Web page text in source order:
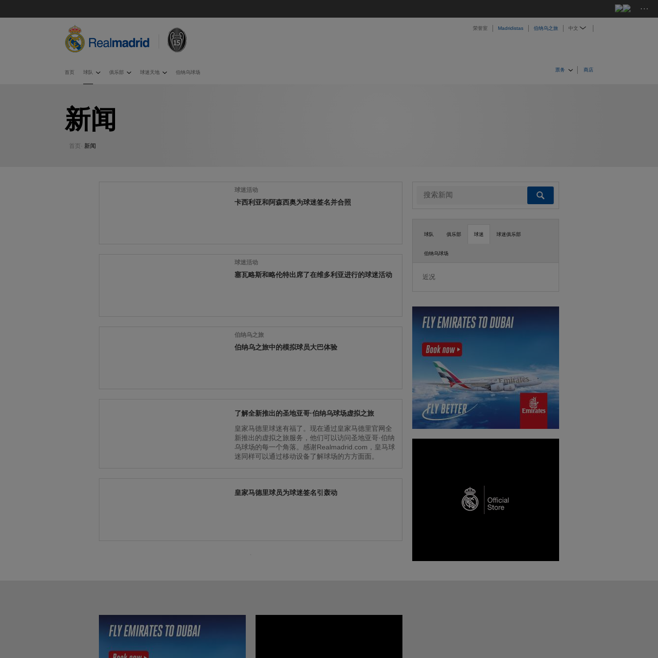
···
荣誉室 Madridistas 伯纳乌之旅 中文
票务 商店
首页 球队 俱乐部 球迷天地 伯纳乌球场
新闻
首页 · 新闻
球迷活动
卡西利亚和阿森西奥为球迷签名并合照
球迷活动
塞瓦略斯和略伦特出席了在维多利亚进行的球迷活动
伯纳乌之旅
伯纳乌之旅中的模拟球员大巴体验
了解全新推出的圣地亚哥·伯纳乌球场虚拟之旅
皇家马德里球迷有福了。现在通过皇家马德里官网全
新推出的虚拟之旅服务，他们可以访问圣地亚哥·伯纳
乌球场的每一个角落。感谢Realmadrid.com，皇马球
迷同样可以通过移动设备了解球场的方方面面。
皇家马德里球员为球迷签名引轰动
球队 俱乐部 球迷 球迷俱乐部
伯纳乌球场
近况